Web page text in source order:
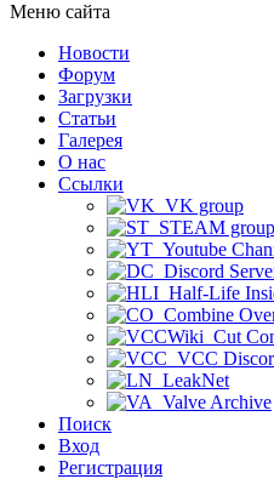
Меню сайта
Новости
Форум
Загрузки
Статьи
Галерея
О нас
Ссылки
VK group
STEAM group
Youtube
Discord
Half-Life
Combine
Cut
VCC
LeakNet
Valve Archive
Поиск
Вход
Регистрация